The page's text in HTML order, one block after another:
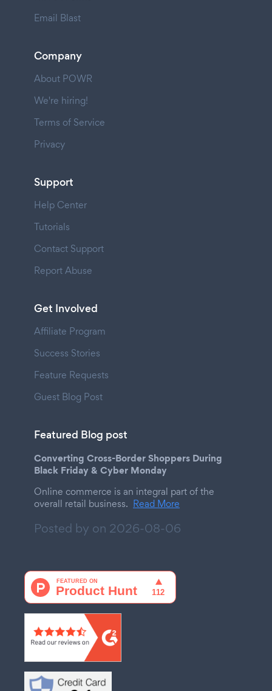
Email Blast
Company
About POWR
We're hiring!
Terms of Service
Privacy
Support
Help Center
Tutorials
Contact Support
Report Abuse
Get Involved
Affiliate Program
Success Stories
Feature Requests
Guest Blog Post
Featured Blog post
Converting Cross-Border Shoppers During
Black Friday & Cyber Monday
Online commerce is an integral part of the
overall retail business. Read More
Posted by on 2026-08-06